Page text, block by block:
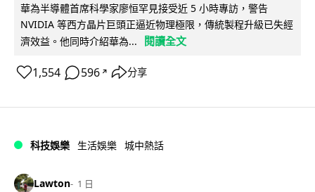
華為半導體首席科學家廖恒罕見接受近 5 小時專訪，警告
NVIDIA 等西方晶片巨頭正逼近物理極限，傳統製程升級已失經
濟效益。他同時介紹華為...
閱讀全文
1,554 596 ↗ 分享
科技娛樂 生活娛樂 城中熱話
Lawton 1 日